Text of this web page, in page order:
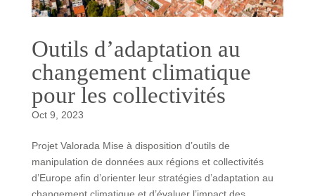
Outils d’adaptation au
changement climatique
pour les collectivités
Oct 9, 2023
Projet Valorada Mise à disposition d’outils de
manipulation de données aux régions et collectivités
d’Europe afin d’orienter leur stratégies d’adaptation au